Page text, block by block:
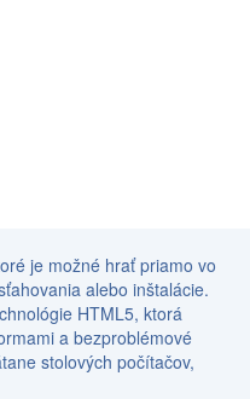
je možné hrať priamo vo
alebo inštalácie.
HTML5, ktorá
a bezproblémové
stolových počítačov,